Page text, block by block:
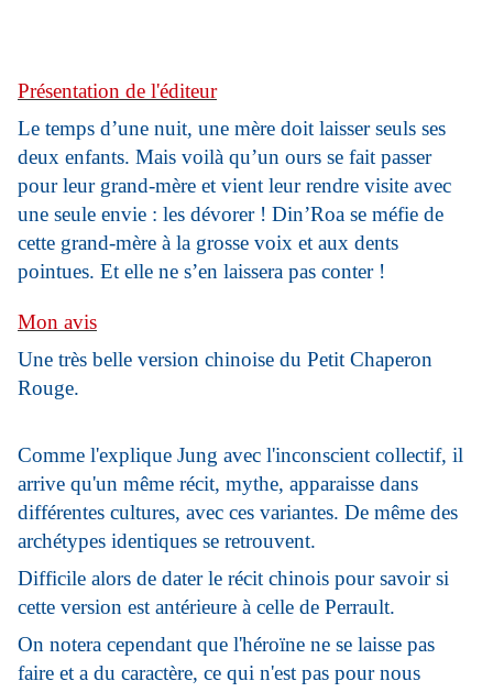
Présentation de l'éditeur
Le temps d’une nuit, une mère doit laisser seuls ses
deux enfants. Mais voilà qu’un ours se fait passer
pour leur grand-mère et vient leur rendre visite avec
une seule envie : les dévorer ! Din’Roa se méfie de
cette grand-mère à la grosse voix et aux dents
pointues. Et elle ne s’en laissera pas conter !
Mon avis
Une très belle version chinoise du Petit Chaperon
Rouge.
Comme l'explique Jung avec l'inconscient collectif, il
arrive qu'un même récit, mythe, apparaisse dans
différentes cultures, avec ces variantes. De même des
archétypes identiques se retrouvent.
Difficile alors de dater le récit chinois pour savoir si
cette version est antérieure à celle de Perrault.
On notera cependant que l'héroïne ne se laisse pas
faire et a du caractère, ce qui n'est pas pour nous